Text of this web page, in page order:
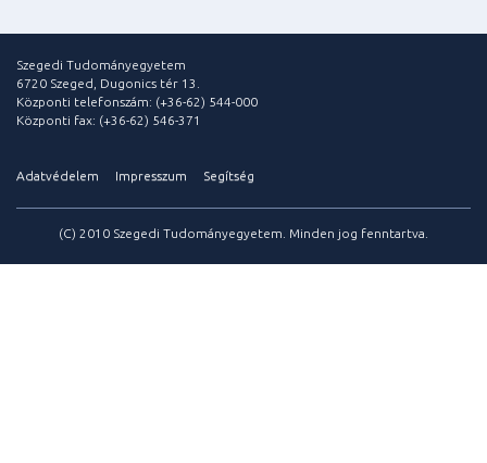
Szegedi Tudományegyetem
6720 Szeged, Dugonics tér 13.
Központi telefonszám: (+36-62) 544-000
Központi fax: (+36-62) 546-371
Adatvédelem Impresszum Segítség
(C) 2010 Szegedi Tudományegyetem. Minden jog fenntartva.